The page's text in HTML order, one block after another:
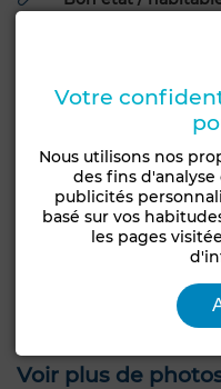
Nombre d'étages
Terrasse
60 m²
Vue sur
Chambre rangement
Climatisation
Voir plus de
Votre
Nous utilisons nos
des fins
publicités
basé sur vos
les pages